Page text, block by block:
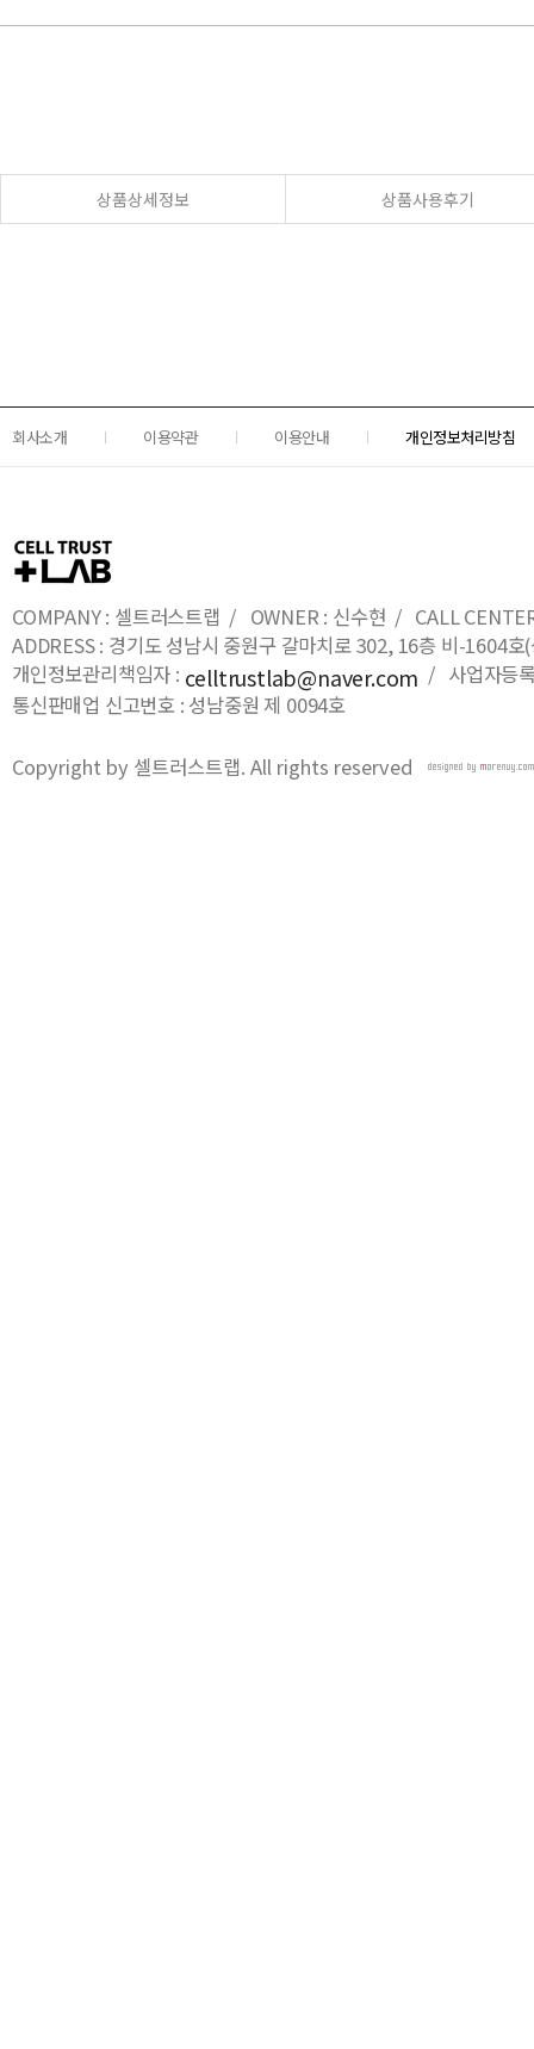
상품상세정보 상품사용후기
회사소개 이용약관 이용안내 개인정보처리방침
COMPANY : 셀트러스트랩 / OWNER : 신수현 / CALL
ADDRESS : 경기도 성남시 중원구 갈마치로 302, 16층 비-1604
개인정보관리책임자 : celltrustlab@naver.com / 사업자등
통신판매업 신고번호 : 성남중원 제 0094호
Copyright by 셀트러스트랩. All rights reserved